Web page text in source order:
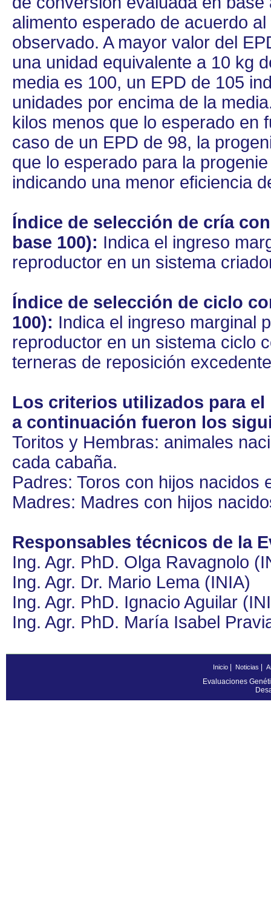
alimento esperado de acuerdo
observado. A mayor valor del
una unidad equivalente a 10 kg
media es 100, un EPD de 105
unidades por encima de la
kilos menos que lo esperado en
caso de un EPD de 98, la
que lo esperado para la
indicando una menor eficiencia
Índice de selección de cría
base 100): Indica el ingreso
reproductor en un sistema
Índice de selección de ciclo
100): Indica el ingreso marginal
reproductor en un sistema ciclo
terneras de reposición
Los criterios utilizados para
a continuación fueron los
Toritos y Hembras: animales
cada cabaña.
Padres: Toros con hijos nacidos
Madres: Madres con hijos
Responsables técnicos de la
Ing. Agr. PhD. Olga Ravagnolo
Ing. Agr. Dr. Mario Lema (INIA)
Ing. Agr. PhD. Ignacio Aguilar
Ing. Agr. PhD. María Isabel
Inicio| Noticias
Evaluaciones